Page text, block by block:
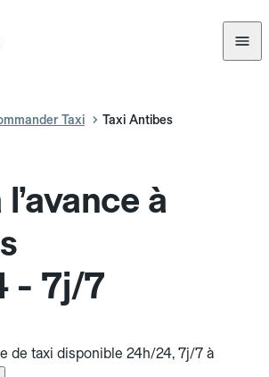
Taxi Taxi Antibes
à
- 7j/7
de taxi disponible 24h/24, 7j/7 à